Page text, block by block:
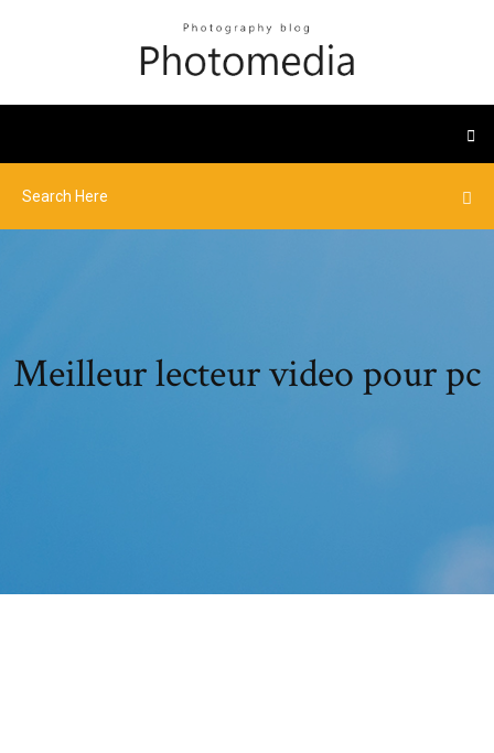
Meilleur lecteur video pour pc